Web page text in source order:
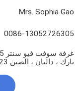
Mrs. Sophia Gao
0086-13052726305
بارك ، داليان ، الصين 116023